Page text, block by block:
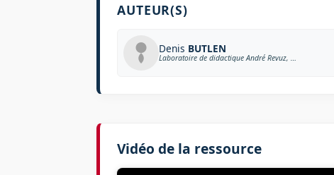
AUTEUR(S)
Denis BUTLEN
Laboratoire de didactique André Revuz, Université Cergy-Pontoise
Vidéo de la ressource